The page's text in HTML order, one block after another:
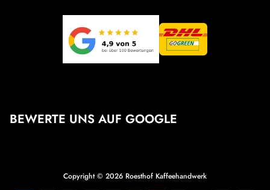
BEWERTE UNS AUF GOOGLE
Copyright © 2026 Roesthof Kaffeehandwerk